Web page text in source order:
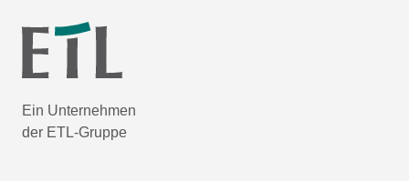
Ein Unternehmen
der ETL-Gruppe